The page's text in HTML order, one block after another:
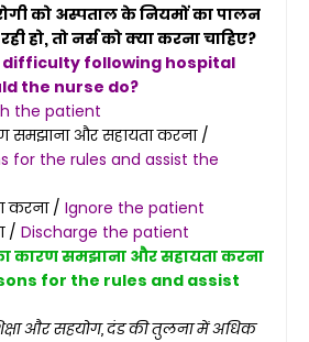
को अस्पताल के नियमों का पालन
हो, तो नर्स को क्या करना चाहिए?
difficulty following hospital
the nurse do?
the patient
समझाना और सहायता करना /
for the rules and assist the
करना / Ignore the patient
/ Discharge the patient
कारण समझाना और सहायता करना
for the rules and assist
और सहयोग, दंड की तुलना में अधिक